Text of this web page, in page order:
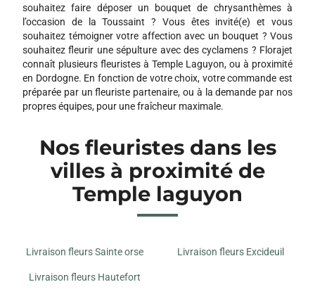
souhaitez faire déposer un bouquet de chrysanthèmes à
l’occasion de la Toussaint ? Vous êtes invité(e) et vous
souhaitez témoigner votre affection avec un bouquet ? Vous
souhaitez fleurir une sépulture avec des cyclamens ? Florajet
connaît plusieurs fleuristes à Temple Laguyon, ou à proximité
en Dordogne. En fonction de votre choix, votre commande est
préparée par un fleuriste partenaire, ou à la demande par nos
propres équipes, pour une fraîcheur maximale.
Nos fleuristes dans les
villes à proximité de
Temple laguyon
Livraison fleurs Sainte orse Livraison fleurs Excideuil
Livraison fleurs Hautefort